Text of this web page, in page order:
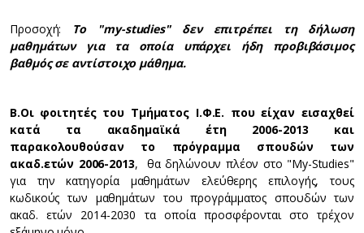
Προσοχή: Το "my-studies" δεν επιτρέπει τη δήλωση
μαθημάτων για τα οποία υπάρχει ήδη προβιβάσιμος
βαθμός σε αντίστοιχο μάθημα.
Β.Οι φοιτητές του Τμήματος Ι.Φ.Ε. που είχαν εισαχθεί
κατά τα ακαδημαϊκά έτη 2006-2013 και
παρακολουθούσαν το πρόγραμμα σπουδών των
ακαδ.ετών 2006-2013, θα δηλώνουν πλέον στο "My-Studies"
για την κατηγορία μαθημάτων ελεύθερης επιλογής, τους
κωδικούς των μαθημάτων του προγράμματος σπουδών των
ακαδ. ετών 2014-2030 τα οποία προσφέρονται στο τρέχον